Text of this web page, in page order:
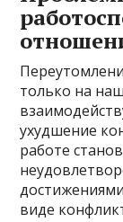
только на
ухудшение
работе
виде